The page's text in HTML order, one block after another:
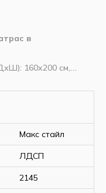
в
160x200 см,
основание,
Макс Стайл
1828 мм
2145 мм
350 мм
Макс стайл
ЛДСП
2145